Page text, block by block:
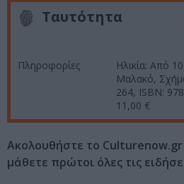
Ταυτότητα
Πληροφορίες
Ηλικία: Από
Μαλακό,
264, ISBN:
11,00 €
Ακολουθήστε το
μάθετε πρώτοι όλες τις